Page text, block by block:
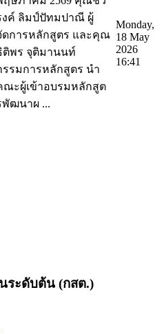
งค์ ลิมป์ปัทมปาณี ผู้
ดการหลักสูตร และคุณ
ติพร จุติมานนท์
รรมการหลักสูตร นำ
ณะผู้เข้าอบรมหลักสูต
พัฒนาผ ...
Monday,
18 May
2026
16:41
ระดับต้น (กสต.)